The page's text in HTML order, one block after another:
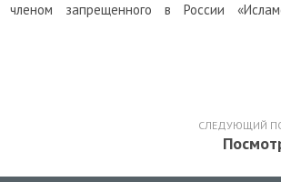
запрещенного в России
СЛЕДУЮЩИЙ